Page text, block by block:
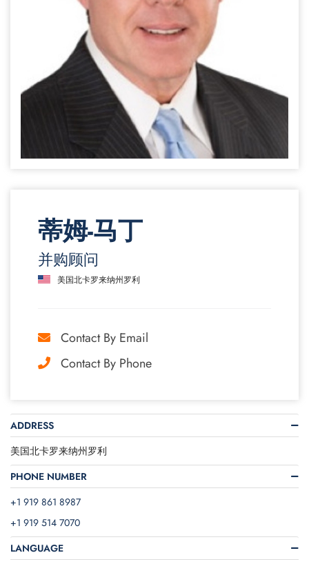
蒂姆-马丁
并购顾问
美国北卡罗来纳州罗利
Contact By Email
Contact By Phone
ADDRESS
美国北卡罗来纳州罗利
PHONE NUMBER
+1 919 861 8987
+1 919 514 7070
LANGUAGE